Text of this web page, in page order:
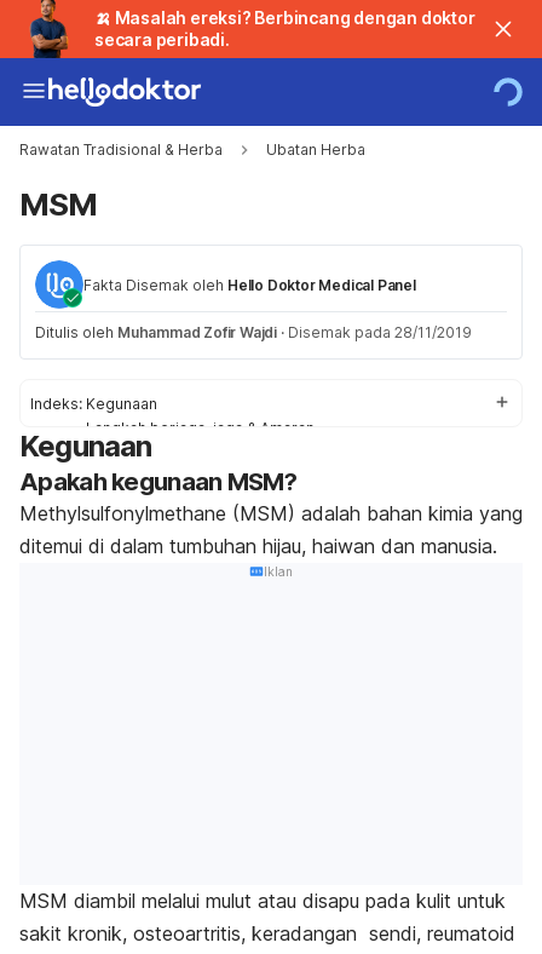
🍌 Masalah ereksi? Berbincang dengan doktor
secara peribadi.
Rawatan Tradisional & Herba Ubatan Herba
MSM
Fakta Disemak oleh Hello Doktor Medical Panel
Ditulis oleh Muhammad Zofir Wajdi · Disemak pada 28/11/2019
Indeks: Kegunaan
Langkah berjaga-jaga & Amaran
Kesan Sampingan
Tindak balas
Penggunaan /Dos
Kegunaan
Apakah kegunaan MSM?
Methylsulfonylmethane (MSM) adalah bahan kimia yang
ditemui di dalam tumbuhan hijau, haiwan dan manusia.
Iklan
MSM diambil melalui mulut atau disapu pada kulit untuk
sakit kronik, osteoartritis, keradangan sendi, reumatoid